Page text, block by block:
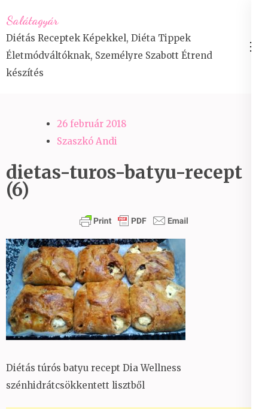
to
content
(Press
Enter)
Salátagyár
Diétás Receptek Képekkel, Diéta Tippek
Életmódváltóknak, Személyre Szabott Étrend
készítés
26 február 2018
Szaszkó Andi
dietas-turos-batyu-recept
(6)
Diétás túrós batyu recept Dia Wellness
szénhidrátcsökkentett lisztből